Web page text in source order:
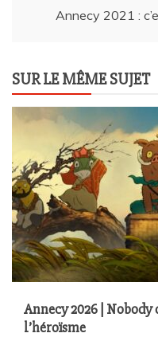
Annecy 2021 :
SUR LE MÊME SUJET
Annecy 2026 | Nobody
l’héroïsme